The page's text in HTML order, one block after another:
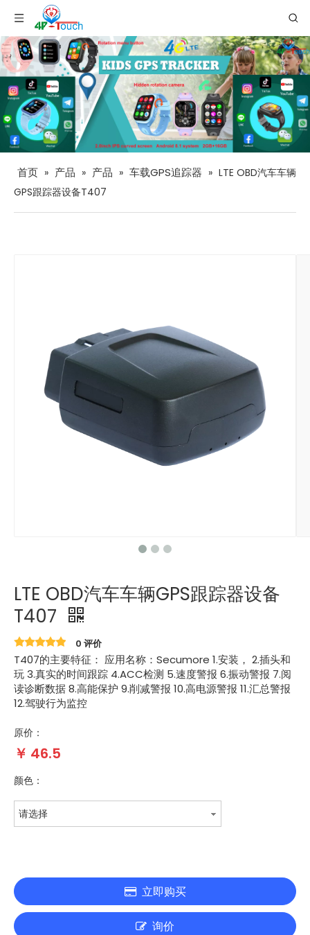
首页 » 产品 » 产品 » 车载GPS追踪器 » LTE OBD汽车车辆
GPS跟踪器设备T407
LTE OBD汽车车辆GPS跟踪器设备
T407
0 评价
T407的主要特征： 应用名称：Secumore 1.安装， 2.插头和
玩 3.真实的时间跟踪 4.ACC检测 5.速度警报 6.振动警报 7.阅
读诊断数据 8.高能保护 9.削减警报 10.高电源警报 11.汇总警报
12.驾驶行为监控
原价：
￥ 46.5
颜色：
请选择
立即购买
询价